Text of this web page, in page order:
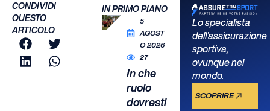
CONDIVIDI
QUESTO
ARTICOLO
IN PRIMO PIANO
5
AGOST
O 2026
27
In che
ruolo
dovresti
Lo specialista
dell’assicurazione
sportiva,
ovunque nel
mondo.
SCOPRIRE